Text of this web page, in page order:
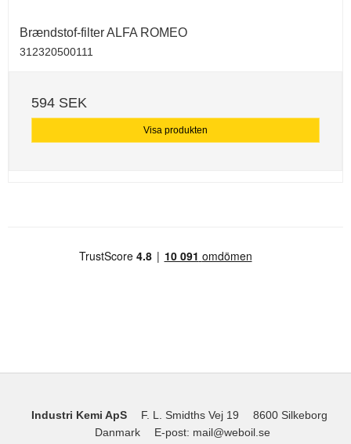
Brændstof-filter ALFA ROMEO
312320500111
594 SEK
Visa produkten
Industri Kemi ApS F. L. Smidths Vej 19
8600 Silkeborg
Danmark
E-post: mail@weboil.se